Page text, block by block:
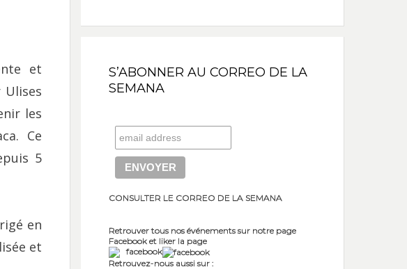
et
Ulises
les
Ce
5
en
et
S’ABONNER AU CORREO DE LA
SEMANA
CONSULTER LE CORREO DE LA SEMANA
Retrouver tous nos événements sur notre page
Facebook et liker la page
facebook
Retrouvez-nous aussi sur :